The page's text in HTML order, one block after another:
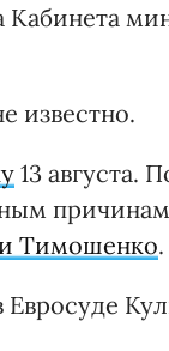
известно.
13 августа.
Тимошенко.